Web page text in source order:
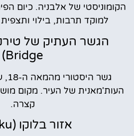
הקומוניסטי של אלבניה. כיום
למוקד תרבות, בילוי
Bridge)
העות'מאנית של העיר. מקום
קצרה.
אזור בלוקו (Blloku)